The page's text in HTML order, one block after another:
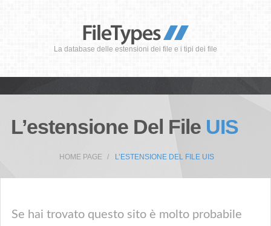
La database delle estensioni dei file e i tipi dei file
L’estensione Del File UIS
HOME PAGE L’ESTENSIONE DEL FILE UIS
Se hai trovato questo sito è molto probabile